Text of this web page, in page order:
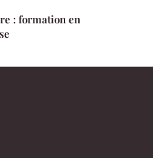
: formation en